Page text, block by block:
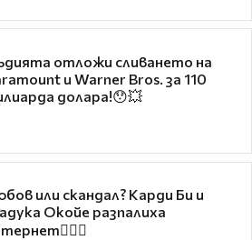
отложи сливането на
и Warner Bros. за 110
долара!😯💥
или скандал? Карди Би и
Окойе разпалиха